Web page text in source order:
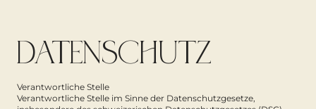
DATENSCHUTZ
Verantwortliche Stelle
Verantwortliche Stelle im Sinne der Datenschutzgesetze,